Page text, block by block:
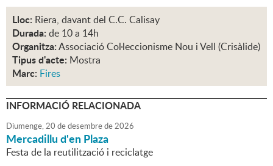
Lloc: Riera, davant del C.C. Calisay
Durada: de 10 a 14h
Organitza:Associació Col·leccionisme Nou i Vell (Crisàlide)
Tipus d'acte: Mostra
Marc: Fires
INFORMACIÓ RELACIONADA
Diumenge,20 dedesembrede2026
Mercadillu d'en Plaza
Festa de la reutilització i reciclatge